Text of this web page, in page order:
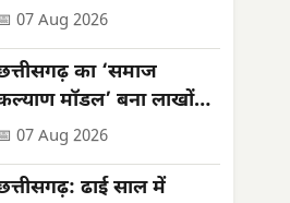
करोड़**,
की नई मिसाल
07 Aug 2026
का ‘समाज
मॉडल’ बना लाखों
की संजीवनी
07 Aug 2026
ढाई साल में